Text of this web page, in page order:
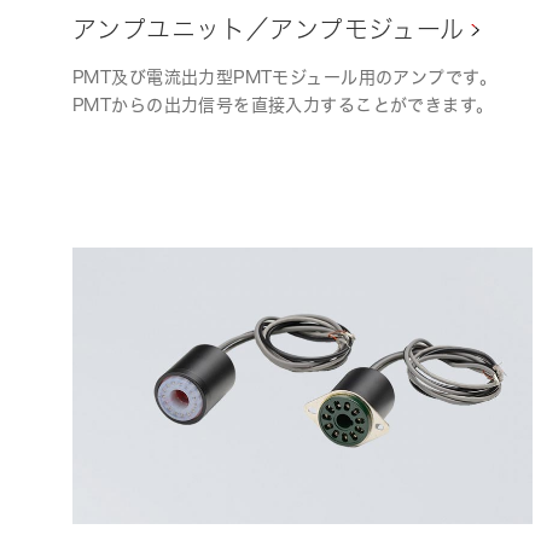
アンプユニット／アンプモジュール
PMT及び電流出力型PMTモジュール用のアンプです。
PMTからの出力信号を直接入力することができます。